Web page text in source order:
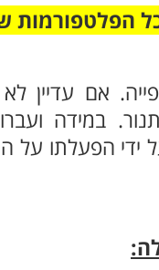
הפלטפורמות
ידי הפעלתו על